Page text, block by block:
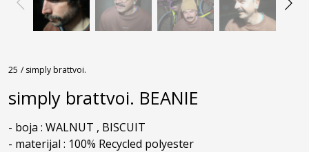
25 / simply brattvoi.
simply brattvoi. BEANIE
- boja : WALNUT , BISCUIT
- materijal : 100% Recycled polyester